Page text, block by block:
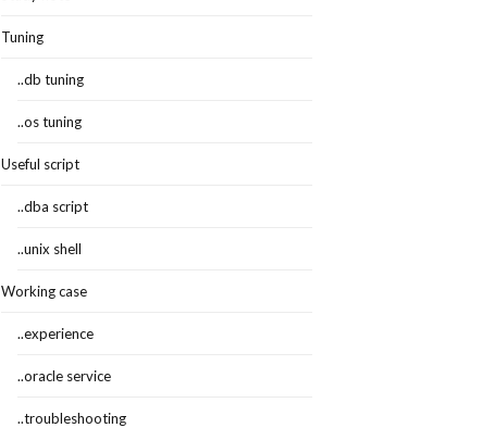
Tuning
..db tuning
..os tuning
Useful script
..dba script
..unix shell
Working case
..experience
..oracle service
..troubleshooting